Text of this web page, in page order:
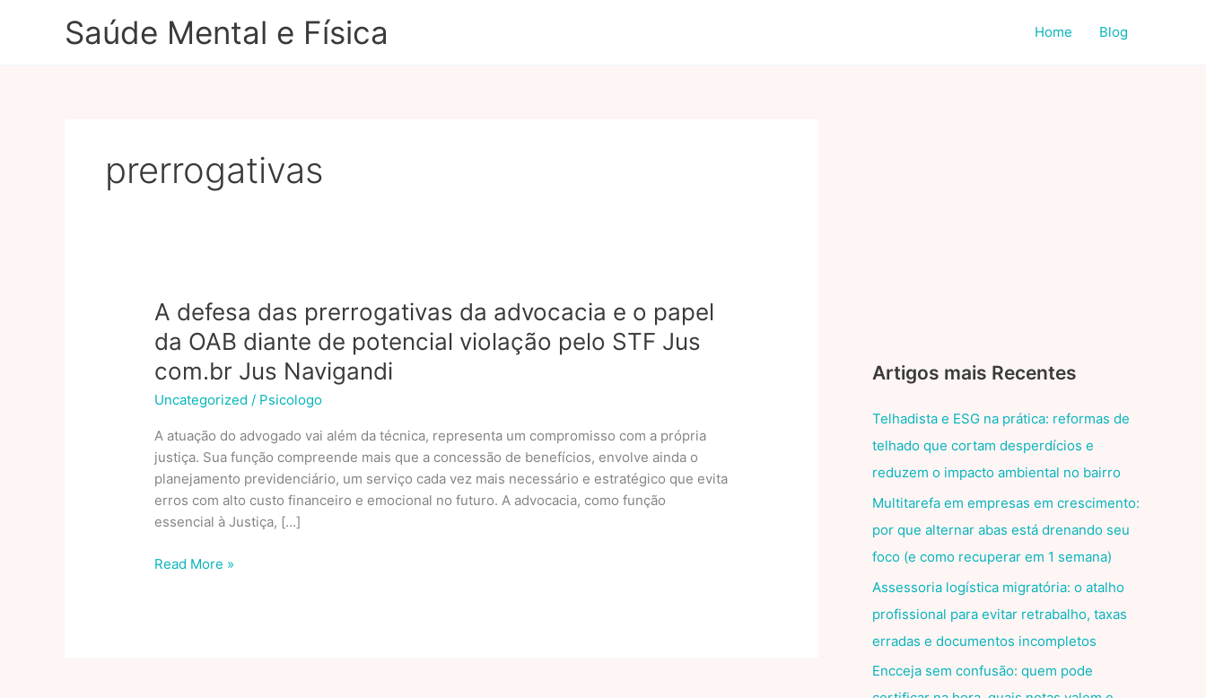
Saúde Mental e Física Home Blog
prerrogativas
A defesa das prerrogativas da advocacia e o papel
da OAB diante de potencial violação pelo STF Jus
com.br Jus Navigandi
Uncategorized / Psicologo
A atuação do advogado vai além da técnica, representa um compromisso com a própria
justiça. Sua função compreende mais que a concessão de benefícios, envolve ainda o
planejamento previdenciário, um serviço cada vez mais necessário e estratégico que evita
erros com alto custo financeiro e emocional no futuro. A advocacia, como função
essencial à Justiça, […]
A
Read More »
Artigos mais Recentes
Telhadista e ESG na prática: reformas de
telhado que cortam desperdícios e
reduzem o impacto ambiental no bairro
Multitarefa em empresas em crescimento:
por que alternar abas está drenando seu
foco (e como recuperar em 1 semana)
Assessoria logística migratória: o atalho
profissional para evitar retrabalho, taxas
erradas e documentos incompletos
Encceja sem confusão: quem pode